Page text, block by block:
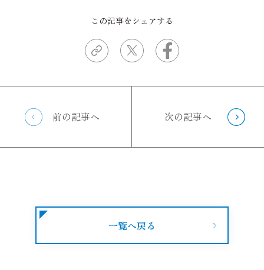
この記事をシェアする
前の記事へ 次の記事へ
一覧へ戻る